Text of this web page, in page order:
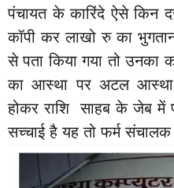
पंचायत के कारिंदे ऐसे किन
कॉपी कर लाखो रु का
से पता किया गया तो
का आस्था पर अटल आस्था
होकर राशि साहब के जेब में
सच्चाई है यह तो फर्म